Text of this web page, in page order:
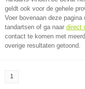
geldt ook voor de gehele
Voer bovenaan deze
tandartsen of ga naar direct
contact te komen met
overige resultaten getoond.
1